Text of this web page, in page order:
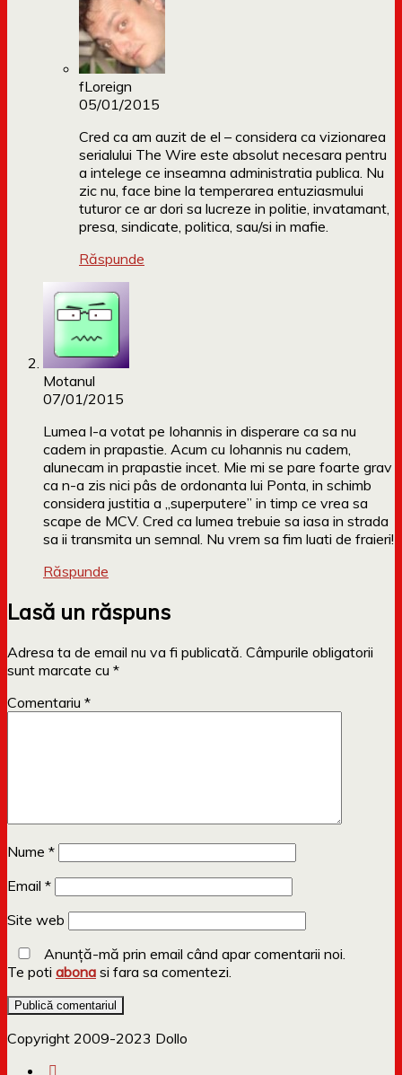
fLoreign
05/01/2015
Cred ca am auzit de el – considera ca vizionarea
serialului The Wire este absolut necesara pentru
a intelege ce inseamna administratia publica. Nu
zic nu, face bine la temperarea entuziasmului
tuturor ce ar dori sa lucreze in politie, invatamant,
presa, sindicate, politica, sau/si in mafie.
Răspunde
Motanul
07/01/2015
Lumea l-a votat pe Iohannis in disperare ca sa nu
cadem in prapastie. Acum cu Iohannis nu cadem,
alunecam in prapastie incet. Mie mi se pare foarte grav
ca n-a zis nici pâs de ordonanta lui Ponta, in schimb
considera justitia a „superputere” in timp ce vrea sa
scape de MCV. Cred ca lumea trebuie sa iasa in strada
sa ii transmita un semnal. Nu vrem sa fim luati de fraieri!
Răspunde
Lasă un răspuns
Adresa ta de email nu va fi publicată. Câmpurile obligatorii
sunt marcate cu *
Comentariu *
Nume *
Email *
Site web
Anunță-mă prin email când apar comentarii noi.
Te poti abona si fara sa comentezi.
Copyright 2009-2023 Dollo